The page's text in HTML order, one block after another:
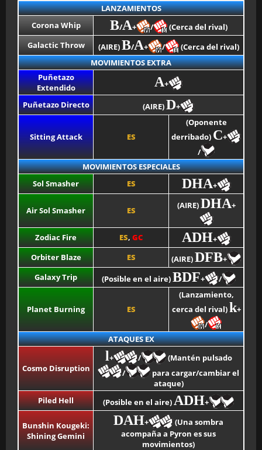
LANZAMIENTOS
Corona Whip
B/A+ /
(Cerca del rival)
Galactic Throw
(AIRE)B/A+ /
(Cerca del rival)
MOVIMIENTOS EXTRA
Puñetazo
Extendido
A+
Puñetazo Directo
(AIRE)D+
Sitting Attack ES
(Oponente
derribado) C+
/
MOVIMIENTOS ESPECIALES
Sol Smasher
ES DHA+
Air Sol Smasher ES (AIRE)DHA+
Zodiac Fire ES, GC ADH+
Orbiter Blaze
ES (AIRE)DFB+
Galaxy Trip
(Posible en el aire)BDF+ /
Planet Burning ES
(Lanzamiento,
cerca del rival)k+
/
ATAQUES EX
Cosmo Disruption
l+ /
(Mantén pulsado
/
para cargar/cambiar el
ataque)
Piled Hell
(Posible en el aire) ADH+
Bunshin Kougeki:
Shining Gemini
DAH+
(Una sombra
acompaña a Pyron es sus
movimientos)